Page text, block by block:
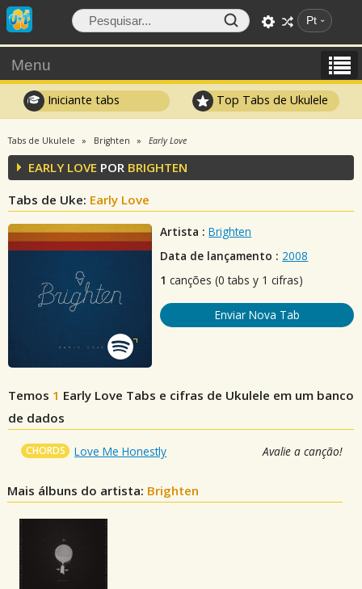
Pt
Menu
Iniciante tabs Top Tabs de Ukulele
Tabs de Ukulele Brighten Early Love
EARLY LOVE POR BRIGHTEN
Tabs de Uke: Early Love
Artista : Brighten
Data de lançamento : 2008
1 canções (0 tabs y 1 cifras)
Enviar Nova Tab
Temos 1 Early Love Tabs e cifras de Ukulele em um banco
de dados
CHORDS Love Me Honestly Avalie a canção!
Mais álbuns do artista: Brighten